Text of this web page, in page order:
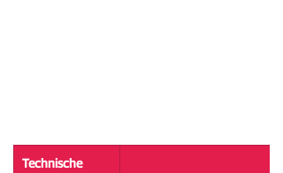
Technische